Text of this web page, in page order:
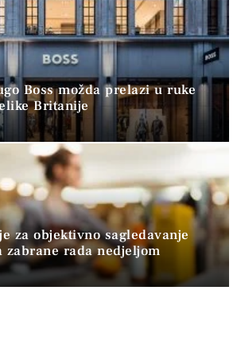
Boss možda prelazi u ruke
Britanije
za objektivno sagledavanje
zabrane rada nedjeljom